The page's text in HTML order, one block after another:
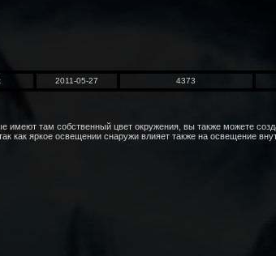
2011-05-27 4373
имеют там собственный цвет окружения, вы также можете
как яркое освещении снаружи влияет также на освещение